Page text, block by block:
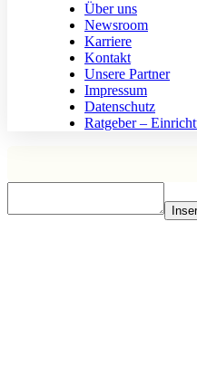
Über uns
Newsroom
Karriere
Kontakt
Unsere Partner
Impressum
Datenschutz
Ratgeber –